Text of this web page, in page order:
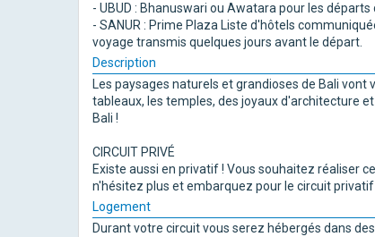
- UBUD : Bhanuswari ou Awatara pour les
- SANUR : Prime Plaza Liste d'hôtels
voyage transmis quelques jours avant le départ.
Description
Les paysages naturels et grandioses de Bali
tableaux, les temples, des joyaux d'architecture
Bali !
CIRCUIT PRIVÉ
Existe aussi en privatif ! Vous souhaitez réaliser
n'hésitez plus et embarquez pour le circuit privatif
Logement
Durant votre circuit vous serez hébergés dans